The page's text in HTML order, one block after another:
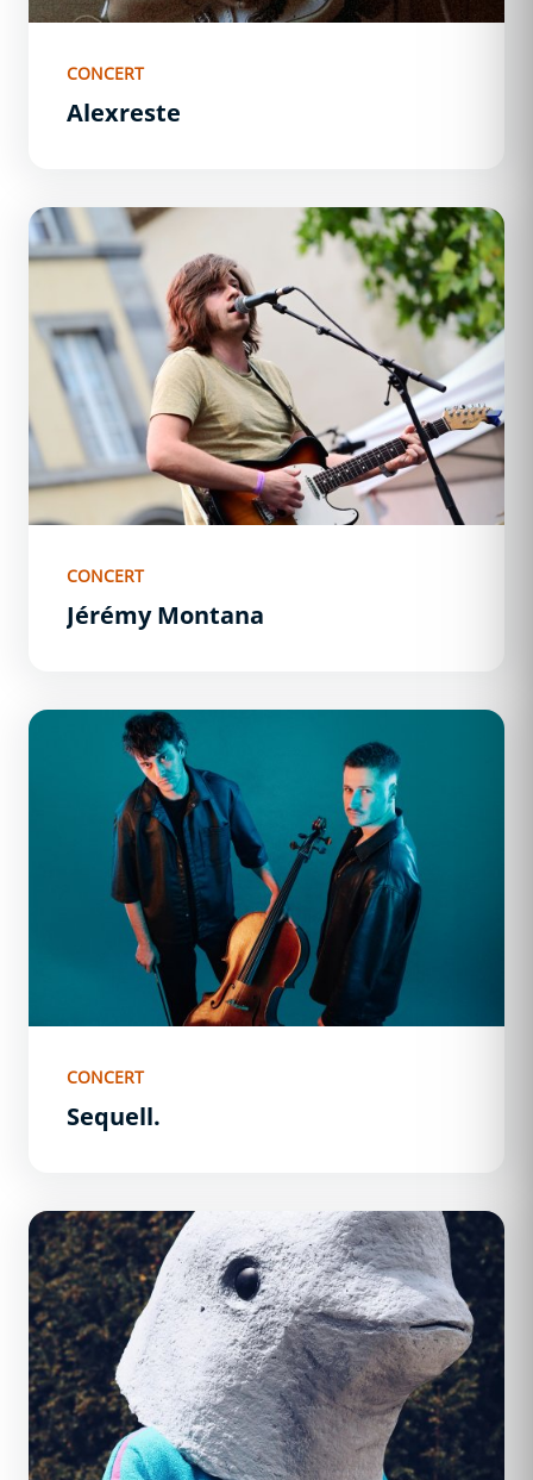
CONCERT
Alexreste
Jérémy Montana
CONCERT
Jérémy Montana
Sequell.
CONCERT
Sequell.
Lenny Marsouin